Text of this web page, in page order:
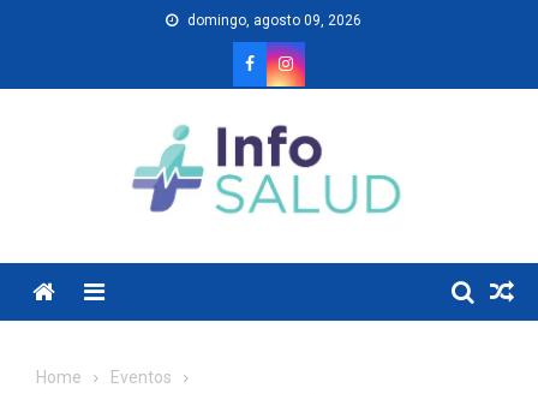
domingo, agosto 09, 2026
Menu
Home
Eventos